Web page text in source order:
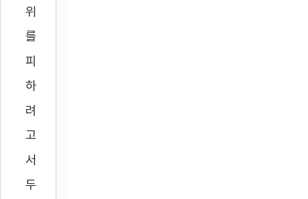
위
를
피
하
려
고
서
두